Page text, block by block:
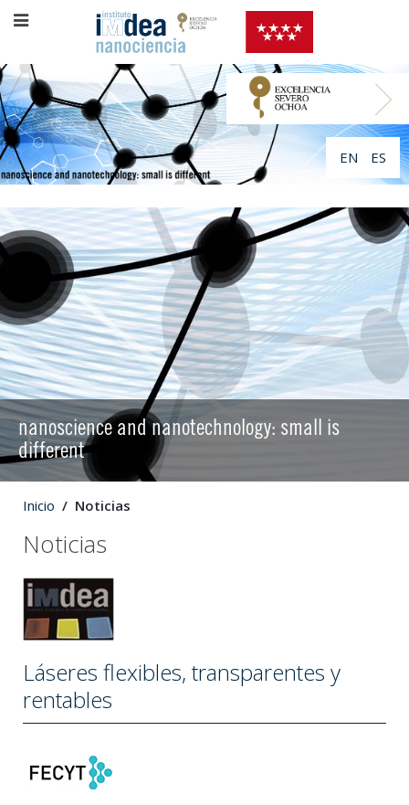
EN ES
nanoscience and nanotechnology: small is
different
Inicio Noticias
Noticias
Láseres flexibles, transparentes y
rentables